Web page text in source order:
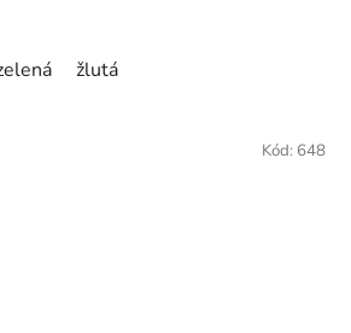
žlutá
Kód: 648